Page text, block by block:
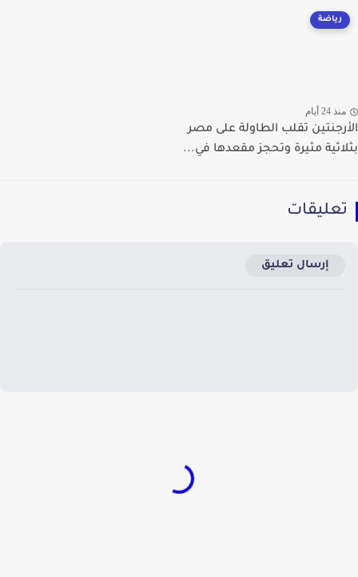
رياضة
24 أيام
تقلب الطاولة على مصر
مثيرة وتحجز مقعدها في...
إرسال تعليق